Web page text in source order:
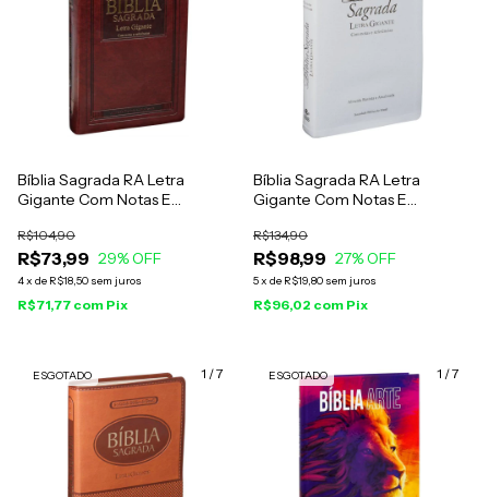
Bíblia Sagrada RA Letra
Gigante Com Notas E
R$73,99
R$104,90
29% OFF
4x de R$18,50 sem juros
R$71,77 com Pix
Bíblia Sagrada RA Letra
Gigante Com Notas E
R$98,99
R$134,90
27% OFF
5x de R$19,80 sem juros
R$96,02 com Pix
1 /7
ESGOTADO 1 /7
ESGOTADO